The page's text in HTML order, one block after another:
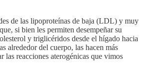
de las lipoproteínas de baja (LDL) y muy
si bien les permiten desempeñar su
y triglicéridos desde el hígado hacia
alrededor del cuerpo, las hacen más
las reacciones aterogénicas que vimos